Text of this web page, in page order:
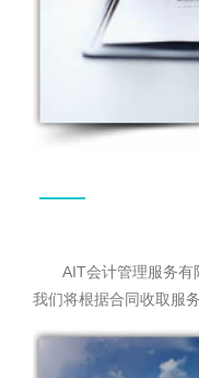
AIT会计管理服务有
我们将根据合同收取服务